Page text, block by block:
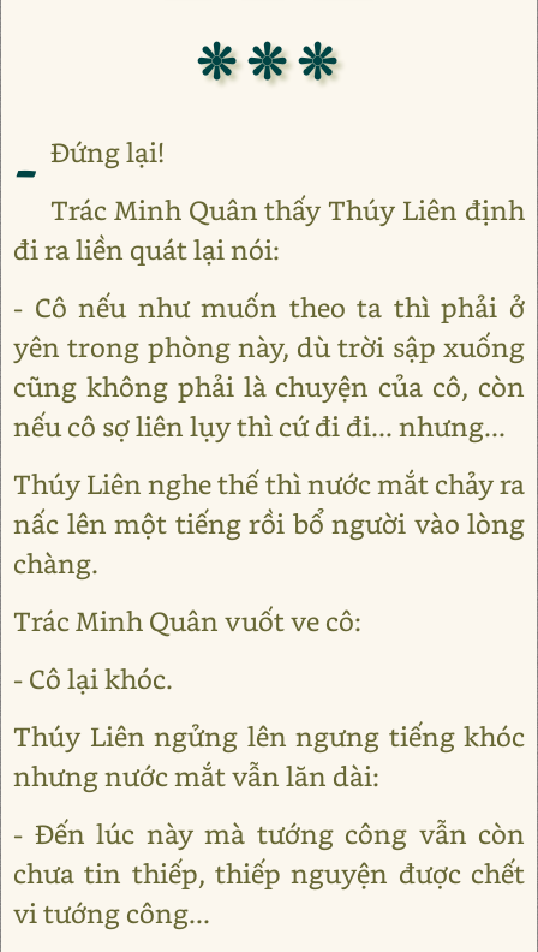
❊ ❊ ❊
- Đứng lại!
Trác Minh Quân thấy Thúy Liên định
đi ra liền quát lại nói:
- Cô nếu như muốn theo ta thì phải ở
yên trong phòng này, dù trời sập xuống
cũng không phải là chuyện của cô, còn
nếu cô sợ liên lụy thì cứ đi đi... nhưng...
Thúy Liên nghe thế thì nước mắt chảy ra
nấc lên một tiếng rồi bổ người vào lòng
chàng.
Trác Minh Quân vuốt ve cô:
- Cô lại khóc.
Thúy Liên ngửng lên ngưng tiếng khóc
nhưng nước mắt vẫn lăn dài:
- Đến lúc này mà tướng công vẫn còn
chưa tin thiếp, thiếp nguyện được chết
vi tướng công...